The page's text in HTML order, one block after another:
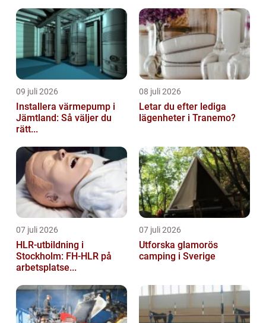
09 juli 2026
Installera värmepump i
Jämtland: Så väljer du
rätt...
08 juli 2026
Letar du efter lediga
lägenheter i Tranemo?
07 juli 2026
HLR-utbildning i
Stockholm: FH-HLR på
arbetsplatse...
07 juli 2026
Utforska glamorös
camping i Sverige